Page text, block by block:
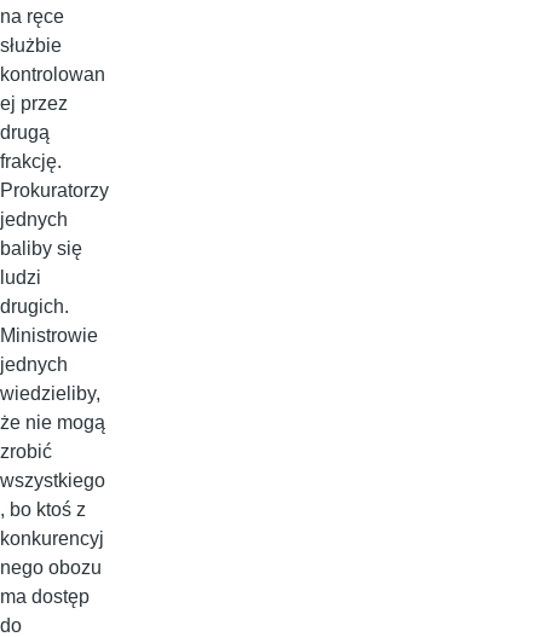
na ręce
służbie
kontrolowan
ej przez
drugą
frakcję.
Prokuratorzy
jednych
baliby się
ludzi
drugich.
Ministrowie
jednych
wiedzieliby,
że nie mogą
zrobić
wszystkiego
, bo ktoś z
konkurencyj
nego obozu
ma dostęp
do